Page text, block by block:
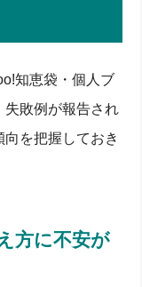
知恵袋・個人ブ
失敗例が報告され
を把握しておき
方に不安が